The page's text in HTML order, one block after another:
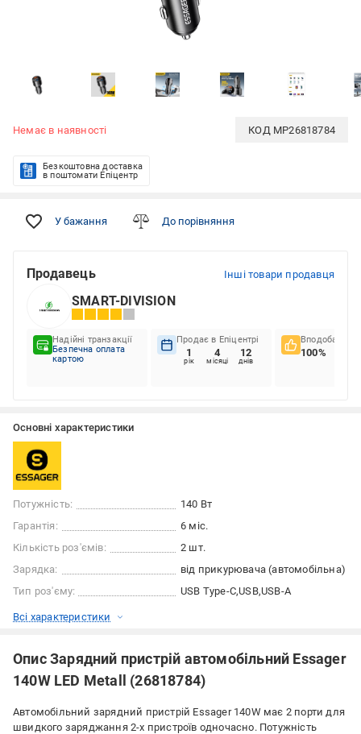
Немає в наявності КОД MP26818784
Безкоштовна доставка
в поштомати Епіцентр
У бажання До порівняння
Продавець Інші товари продавця
SMART-DIVISION
Надійні транзакції
Безпечна оплата
картою
Продає в Епіцентрі
1
рік
4
місяці
12
днів
Вподобання
100%
Основні характеристики
Потужність:
140 Вт
Гарантія:
6 міс.
Кількість роз'ємів:
2 шт.
Зарядка:
від прикурювача (автомобільна)
Тип роз'єму:
USB Type-C USB USB-A
Всі характеристики
Опис Зарядний пристрій автомобільний Essager
140W LED Metall (26818784)
Автомобільний зарядний пристрій Essager 140W має 2 порти для
швидкого заряджання 2-х пристроїв одночасно. Потужність